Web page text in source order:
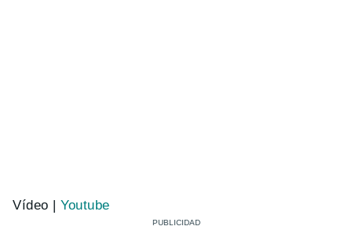
Vídeo |Youtube